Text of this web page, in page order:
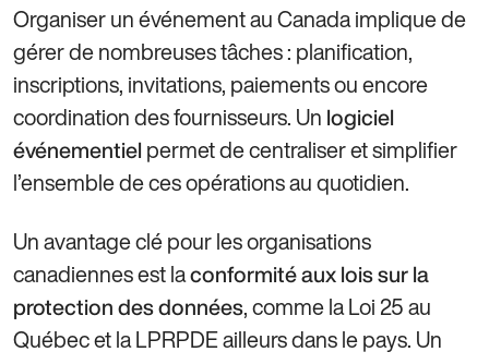
Organiser un événement au Canada implique de
gérer de nombreuses tâches : planification,
inscriptions, invitations, paiements ou encore
coordination des fournisseurs. Un logiciel
événementiel permet de centraliser et simplifier
l’ensemble de ces opérations au quotidien.
Un avantage clé pour les organisations
canadiennes est laconformité aux lois sur la
protection des données, comme la Loi 25 au
Québec et la LPRPDE ailleurs dans le pays. Un